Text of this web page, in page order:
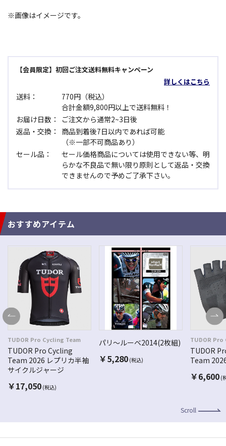
※画像はイメージです。
【会員限定】初回ご注文送料無料キャンペーン
詳しくはこちら
送料：
770円（税込）
合計金額9,800円以上で送料無料！
お届け日数：
ご注文から通常2~3日後
返品・交換：
商品到着後7日以内であれば可能
（※一部不可商品あり）
セール品：
セール価格商品については使用できない等、明
らかな不良品で無い限り原則として返品・交換
できませんので予めご了承下さい。
おすすめアイテム
TUDOR Pro Cycling Team
TUDOR Pro Cycling
Team 2026 レプリカ半袖
サイクルジャージ
￥17,050 (税込)
パリ～ルーベ2014(2枚組)
￥5,280 (税込)
TUDOR Pro
TUDOR
Team
￥6,600 (
Scroll